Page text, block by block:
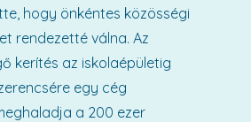
hogy önkéntes közösségi
rendezetté válna. Az
kerítés az iskolaépületig
egy cég
a 200 ezer